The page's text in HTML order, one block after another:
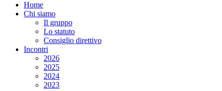
Home
Chi siamo
Il gruppo
Lo statuto
Consiglio direttivo
Incontri
2026
2025
2024
2023